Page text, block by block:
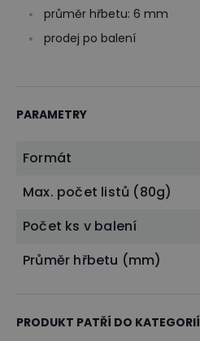
průměr hřbetu: 6 mm
prodej po balení
PARAMETRY
Formát
Max. počet listů (80g)
Počet ks v balení
Průměr hřbetu (mm)
PRODUKT PATŘÍ DO KATEGORIÍ